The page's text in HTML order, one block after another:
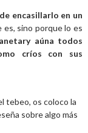
encasillarlo en un
sino porque lo es
aúna todos
críos con sus
tebeo, os coloco la
sobre algo más